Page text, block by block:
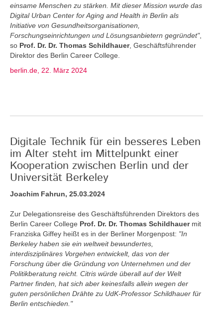
einsame Menschen zu stärken. Mit dieser Mission wurde das
Digital Urban Center for Aging and Health in Berlin als
Initiative von Gesundheitsorganisationen,
Forschungseinrichtungen und Lösungsanbietern gegründet",
so Prof. Dr. Dr. Thomas Schildhauer, Geschäftsführender
Direktor des Berlin Career College.
berlin.de, 22. März 2024
Digitale Technik für ein besseres Leben
im Alter steht im Mittelpunkt einer
Kooperation zwischen Berlin und der
Universität Berkeley
Joachim Fahrun, 25.03.2024
Zur Delegationsreise des Geschäftsführenden Direktors des
Berlin Career College Prof. Dr. Dr. Thomas Schildhauermit
Franziska Giffey heißt es in der Berliner Morgenpost: "In
Berkeley haben sie ein weltweit bewundertes,
interdisziplinäres Vorgehen entwickelt, das von der
Forschung über die Gründung von Unternehmen und der
Politikberatung reicht. Citris würde überall auf der Welt
Partner finden, hat sich aber keinesfalls allein wegen der
guten persönlichen Drähte zu UdK-Professor Schildhauer für
Berlin entschieden."